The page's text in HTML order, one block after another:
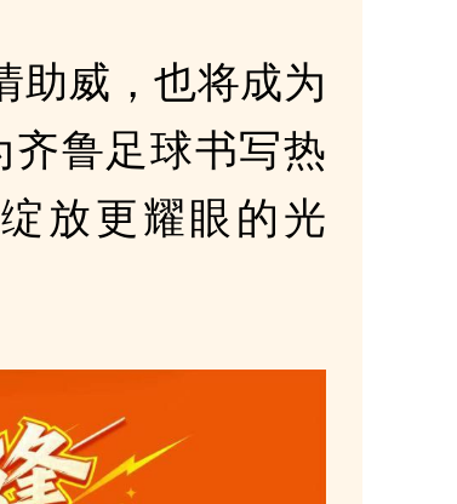
助威，也将成为
鲁足球书写热
放更耀眼的光